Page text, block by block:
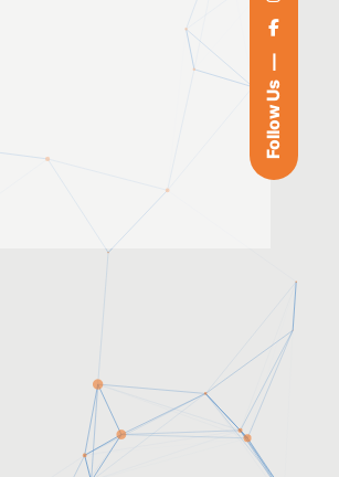
Follow Us